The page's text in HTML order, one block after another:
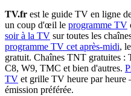
TV.fr est le guide TV en ligne
un coup d'œil le programme TV
soir à la TV sur toutes les
programme TV cet après-midi, le
gratuit. Chaînes TNT gratuites :
C8, W9, TMC et bien d'autres.
TV et grille TV heure par
émission préférée.